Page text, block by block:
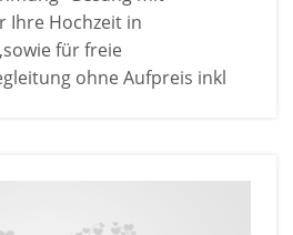
Ihre Hochzeit in
für freie
ohne Aufpreis inkl